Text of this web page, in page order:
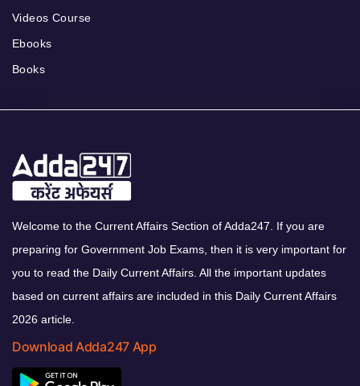
Videos Course
Ebooks
Books
Welcome to the Current Affairs Section of Adda247. If you are
preparing for Government Job Exams, then it is very important for
you to read the Daily Current Affairs. All the important updates
based on current affairs are included in this Daily Current Affairs
2026 article.
Download Adda247 App